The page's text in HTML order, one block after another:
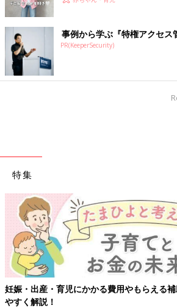
事例から学ぶ『特権アクセス
PR(KeeperSecurity)
特集
妊娠・出産・育児にかかる費用やもらえる
やすく解説！